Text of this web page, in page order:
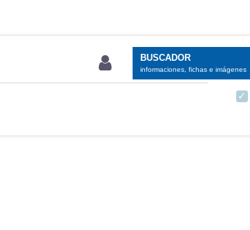
BUSCADOR
informaciones, fichas e imágenes